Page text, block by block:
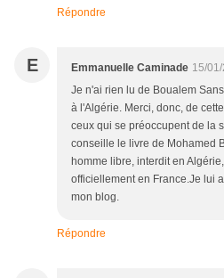
Répondre
E Emmanuelle Caminade 15/
Je n'ai rien lu de Boualem
à l'Algérie. Merci, donc, de
ceux qui se préoccupent de la
conseille le livre de Mohamed
homme libre, interdit en
officiellement en France.Je lui
mon blog.
Répondre